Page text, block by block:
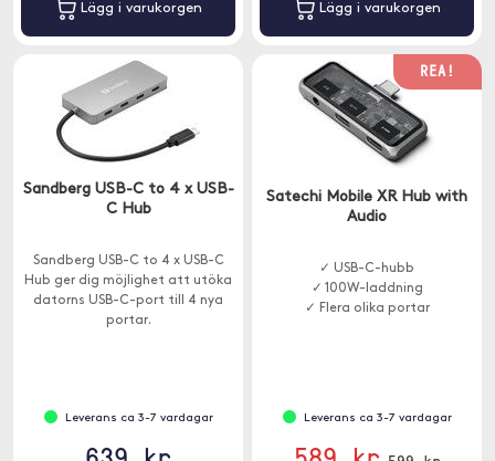
Lägg i varukorgen Lägg i varukorgen
Sandberg USB-C to 4 x USB-
C Hub
Sandberg USB-C to 4 x USB-C
Hub ger dig möjlighet att utöka
datorns USB-C-port till 4 nya
portar.
Leverans ca 3-7 vardagar
REA!
Satechi Mobile XR Hub with
Audio
✓ USB-C-hubb
✓ 100W-laddning
✓ Flera olika portar
Leverans ca 3-7 vardagar